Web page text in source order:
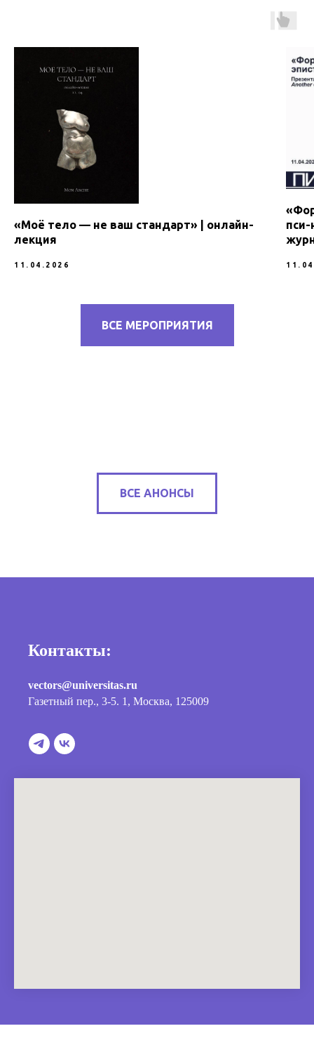
«Моё тело — не ваш стандарт» | онлайн-
лекция
11.04.2026
пси-
ВСЕ МЕРОПРИЯТИЯ
ВСЕ АНОНСЫ
Контакты:
vectors@universitas.ru
Газетный пер., 3-5. 1, Москва, 125009